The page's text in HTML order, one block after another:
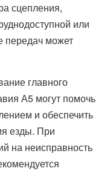
сцепления,
или
передач может
главного
А5 могут помочь
и обеспечить
езды. При
на неисправность